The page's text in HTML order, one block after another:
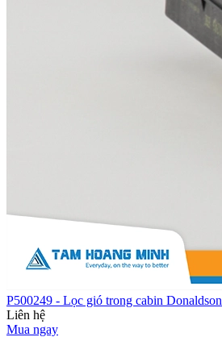
P500249 - Lọc gió trong cabin Donaldson
Liên hệ
Mua ngay